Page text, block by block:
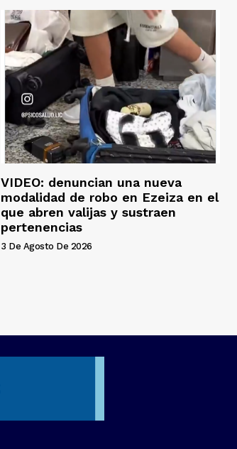
VIDEO: denuncian una nueva
modalidad de robo en Ezeiza en el
que abren valijas y sustraen
pertenencias
3 De Agosto De 2026